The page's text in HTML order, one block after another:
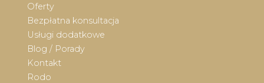
Oferty
Bezpłatna konsultacja
Usługi dodatkowe
Blog / Porady
Kontakt
Rodo